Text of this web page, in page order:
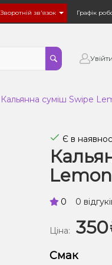
Зворотній зв'язок Графік
Увійти
Кальянна суміш Swipe
Є в
0 0
Ціна:
Смак